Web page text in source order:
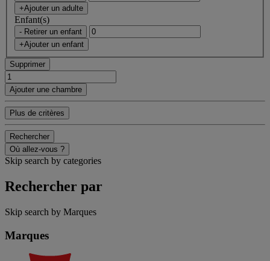
+Ajouter un adulte
Enfant(s)
- Retirer un enfant
+Ajouter un enfant
Supprimer
Ajouter une chambre
Plus de critères
Rechercher
Où allez-vous ?
Skip search by categories
Rechercher par
Skip search by Marques
Marques